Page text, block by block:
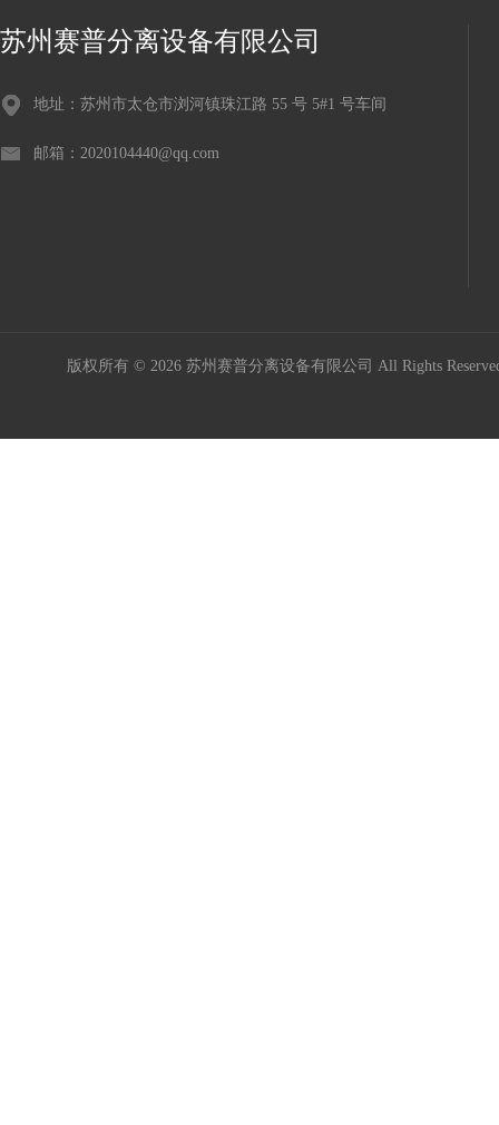
苏州赛普分离设备有限公司
地址：苏州市太仓市浏河镇珠江路 55 号 5#1 号车间
邮箱：2020104440@qq.com
版权所有 © 2026 苏州赛普分离设备有限公司 All Rights